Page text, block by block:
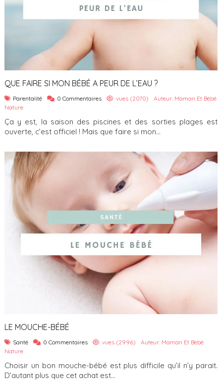
QUE FAIRE SI MON BÉBÉ A PEUR DE L’EAU ?
Parentalité 0 Commentaires vues (2070)
Auteur: Maman Et Bébé
Nature
Ça y est, la saison des piscines et des sorties plages est
ouverte, c’est officiel ! Mais que faire si mon...
LE MOUCHE-BÉBÉ
Santé 0 Commentaires vues (2996)
Auteur: Maman Et Bébé
Nature
Choisir un bon mouche-bébé est plus difficile qu’il n’y parait.
D’autant plus que cet achat est...